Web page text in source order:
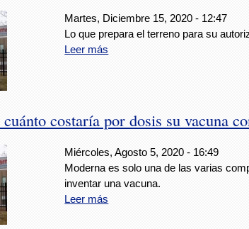
Martes, Diciembre 15, 2020 - 12:47
Lo que prepara el terreno para su
Leer más
costaría por dosis su vacuna
Miércoles, Agosto 5, 2020 - 16:49
Moderna es solo una de las varias
inventar una vacuna.
Leer más